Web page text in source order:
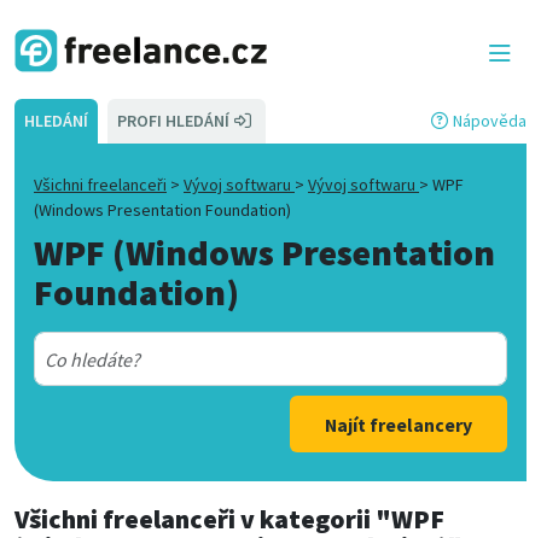
HLEDÁNÍ PROFI HLEDÁNÍ Nápověda
Všichni freelanceři > Vývoj softwaru > Vývoj softwaru > WPF
(Windows Presentation Foundation)
WPF (Windows Presentation
Foundation)
Najít freelancery
Všichni freelanceřiv kategorii "WPF